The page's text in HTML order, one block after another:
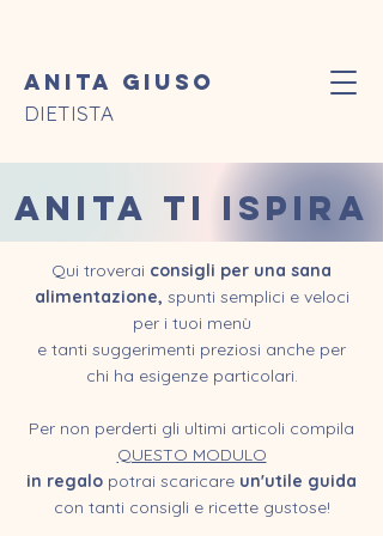
Anita Giuso
DIETISTA
ANITA TI ISPIRA
Qui troverai consigli per una sana
alimentazione, spunti semplici e veloci
per i tuoi menù
e tanti suggerimenti preziosi anche per
chi ha esigenze particolari.
Per non perderti gli ultimi articoli compila
QUESTO MODULO
in regalo potrai scaricare un'utile guida
con tanti consigli e ricette gustose!